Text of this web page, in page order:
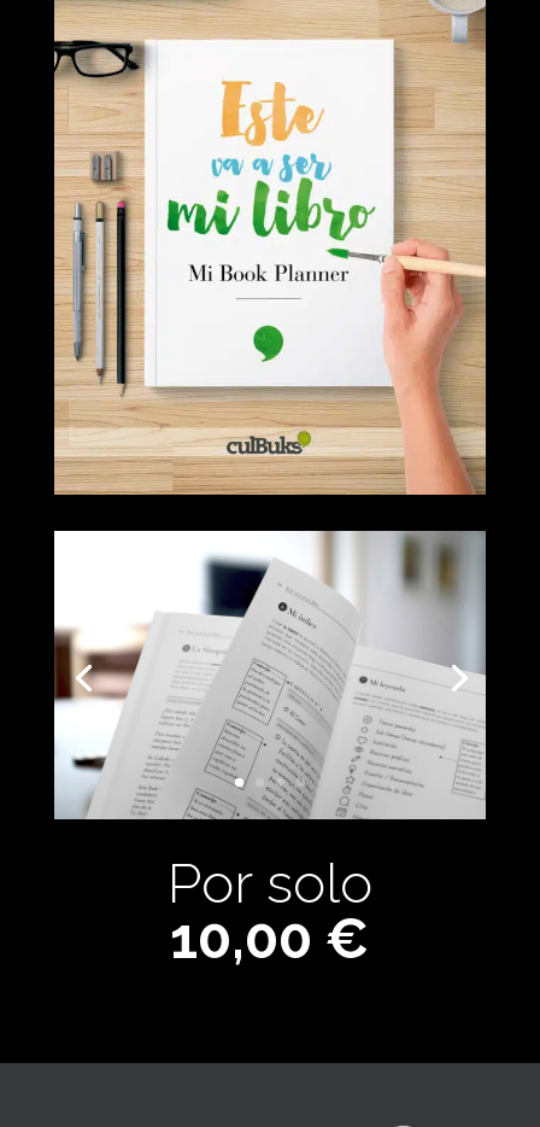
Por solo
10,00 €